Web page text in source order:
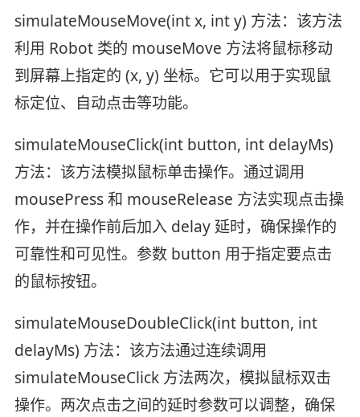
simulateMouseMove(int x, int y) 方法：该方法
利用 Robot 类的 mouseMove 方法将鼠标移动
到屏幕上指定的 (x, y) 坐标。它可以用于实现鼠
标定位、自动点击等功能。
simulateMouseClick(int button, int delayMs)
方法：该方法模拟鼠标单击操作。通过调用
mousePress 和 mouseRelease 方法实现点击操
作，并在操作前后加入 delay 延时，确保操作的
可靠性和可见性。参数 button 用于指定要点击
的鼠标按钮。
simulateMouseDoubleClick(int button, int
delayMs) 方法：该方法通过连续调用
simulateMouseClick 方法两次，模拟鼠标双击
操作。两次点击之间的延时参数可以调整，确保